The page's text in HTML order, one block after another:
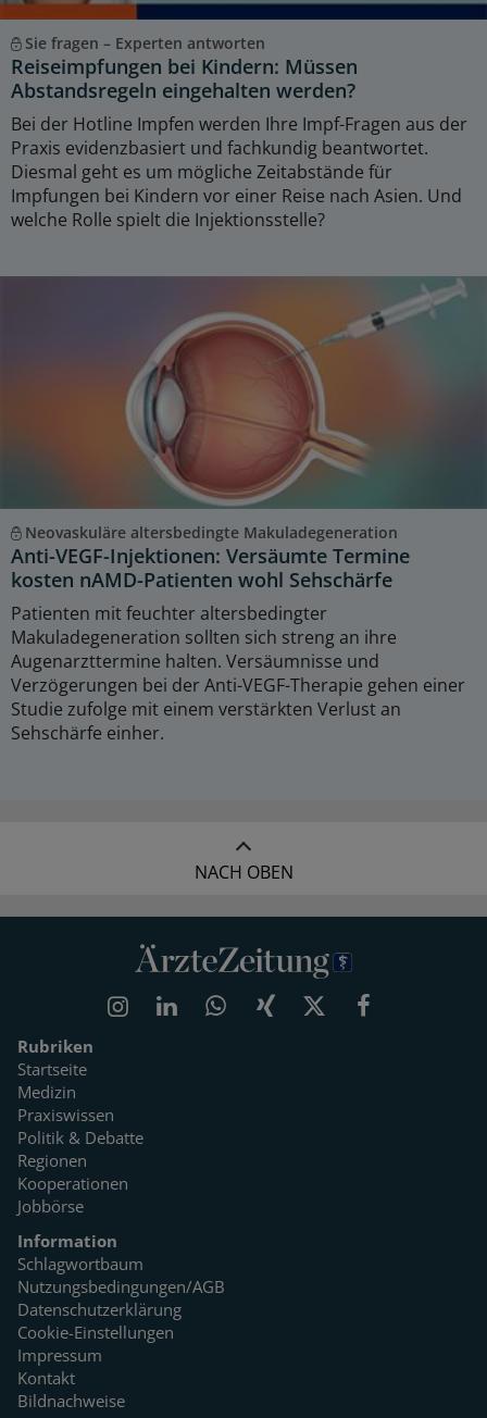
Sie fragen – Experten antworten
Reiseimpfungen bei Kindern: Müssen
Abstandsregeln eingehalten werden?
Bei der Hotline Impfen werden Ihre Impf-Fragen aus der
Praxis evidenzbasiert und fachkundig beantwortet.
Diesmal geht es um mögliche Zeitabstände für
Impfungen bei Kindern vor einer Reise nach Asien. Und
welche Rolle spielt die Injektionsstelle?
Neovaskuläre altersbedingte Makuladegeneration
Anti-VEGF-Injektionen: Versäumte Termine
kosten nAMD-Patienten wohl Sehschärfe
Patienten mit feuchter altersbedingter
Makuladegeneration sollten sich streng an ihre
Augenarzttermine halten. Versäumnisse und
Verzögerungen bei der Anti-VEGF-Therapie gehen einer
Studie zufolge mit einem verstärkten Verlust an
Sehschärfe einher.
NACH OBEN
Rubriken
Startseite
Medizin
Praxiswissen
Politik & Debatte
Regionen
Kooperationen
Jobbörse
Information
Schlagwortbaum
Nutzungsbedingungen/AGB
Datenschutzerklärung
Cookie-Einstellungen
Impressum
Kontakt
Bildnachweise